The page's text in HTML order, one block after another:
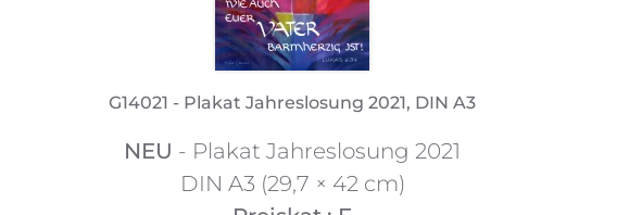
G14021 - Plakat Jahreslosung 2021, DIN A3
NEU - Plakat Jahreslosung 2021
DIN A3 (29,7 × 42 cm)